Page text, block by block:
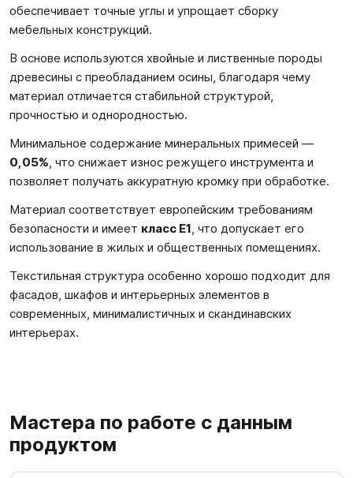
обеспечивает точные углы и упрощает сборку
мебельных конструкций.
В основе используются хвойные и лиственные породы
древесины с преобладанием осины, благодаря чему
материал отличается стабильной структурой,
прочностью и однородностью.
Минимальное содержание минеральных примесей —
0,05%, что снижает износ режущего инструмента и
позволяет получать аккуратную кромку при обработке.
Материал соответствует европейским требованиям
безопасности и имеет класс E1, что допускает его
использование в жилых и общественных помещениях.
Текстильная структура особенно хорошо подходит для
фасадов, шкафов и интерьерных элементов в
современных, минималистичных и скандинавских
интерьерах.
Мастера по работе с данным
продуктом